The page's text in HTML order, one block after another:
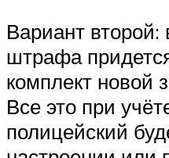
Вариант
штрафа
комплект новой
Все это при
полицейский